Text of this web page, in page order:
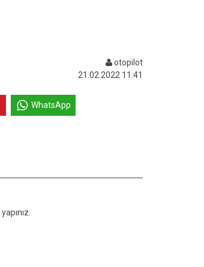
otopilot
21.02.2022 11:41
WhatsApp